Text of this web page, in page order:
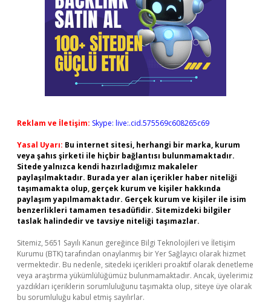
Reklam ve İletişim: Skype: live:.cid.575569c608265c69
Yasal Uyarı: Bu internet sitesi, herhangi bir marka, kurum
veya şahıs şirketi ile hiçbir bağlantısı bulunmamaktadır.
Sitede yalnızca kendi hazırladığımız makaleler
paylaşılmaktadır. Burada yer alan içerikler haber niteliği
taşımamakta olup, gerçek kurum ve kişiler hakkında
paylaşım yapılmamaktadır. Gerçek kurum ve kişiler ile isim
benzerlikleri tamamen tesadüfidir. Sitemizdeki bilgiler
taslak halindedir ve tavsiye niteliği taşımazlar.
Sitemiz, 5651 Sayılı Kanun gereğince Bilgi Teknolojileri ve İletişim
Kurumu (BTK) tarafından onaylanmış bir Yer Sağlayıcı olarak hizmet
vermektedir. Bu nedenle, sitedeki içerikleri proaktif olarak denetleme
veya araştırma yükümlülüğümüz bulunmamaktadır. Ancak, üyelerimiz
yazdıkları içeriklerin sorumluluğunu taşımakta olup, siteye üye olarak
bu sorumluluğu kabul etmiş sayılırlar.